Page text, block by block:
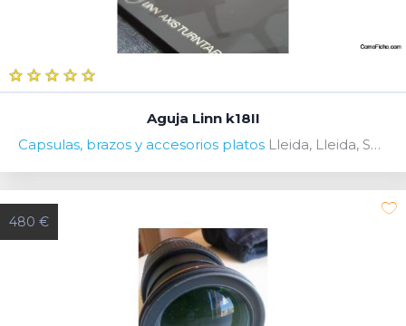
Aguja Linn k18II
Capsulas, brazos y accesorios platos Lleida, Lleida, Spain
480 €